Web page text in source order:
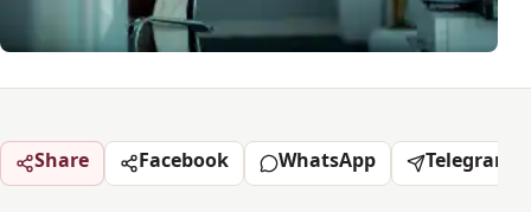
Share Facebook WhatsApp Telegram